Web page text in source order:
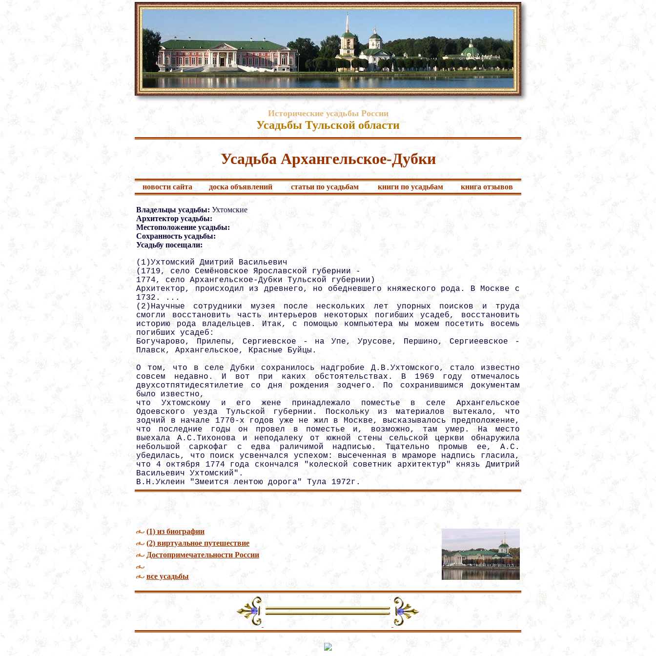
Исторические усадьбы России
Усадьбы Тульской области
Усадьба Архангельское-Дубки
новости сайта доска объявлений статьи по усадьбам книги по усадьбам книга отзывов
Владельцы усадьбы: Ухтомские
Архитектор усадьбы:
Местоположение усадьбы:
Сохранность усадьбы:
Усадьбу посещали:
(1)Ухтомский Дмитрий Васильевич
(1719, село Семёновское Ярославской губернии -
1774, село Архангельское-Дубки Тульской губернии)
Архитектор, происходил из древнего, но обедневшего княжеского рода. В Москве с
1732. ...
(2)Научные сотрудники музея после нескольких лет упорных поисков и труда
смогли восстановить часть интерьеров некоторых погибших усадеб, восстановить
историю рода владельцев. Итак, с помощью компьютера мы можем посетить восемь
погибших усадеб:
Богучарово, Прилепы, Сергиевское - на Упе, Урусове, Першино, Сергиеевское -
Плавск, Архангельское, Красные Буйцы.
О том, что в селе Дубки сохранилось надгробие Д.В.Ухтомского, стало известно
совсем недавно. И вот при каких обстоятельствах. В 1969 году отмечалось
двухсотпятидесятилетие со дня рождения зодчего. По сохранившимся документам
было известно,
что Ухтомскому и его жене принадлежало поместье в селе Архангельское
Одоевского уезда Тульской губернии. Поскольку из материалов вытекало, что
зодчий в начале 1770-х годов уже не жил в Москве, высказывалось предположение,
что последние годы он провел в поместье и, возможно, там умер. На место
выехала А.С.Тихонова и неподалеку от южной стены сельской церкви обнаружила
небольшой саркофаг с едва раличимой надписью. Тщательно промыв ее, А.С.
убедилась, что поиск усвенчался успехом: высеченная в мраморе надпись гласила,
что 4 октября 1774 года скончался "колеской советник архитектур" князь Дмитрий
Васильевич Ухтомский".
В.Н.Уклеин "Змеится лентою дорога" Тула 1972г.
(1) из биографии
(2) виртуальное путешествие
Достопримечательности России
все усадьбы